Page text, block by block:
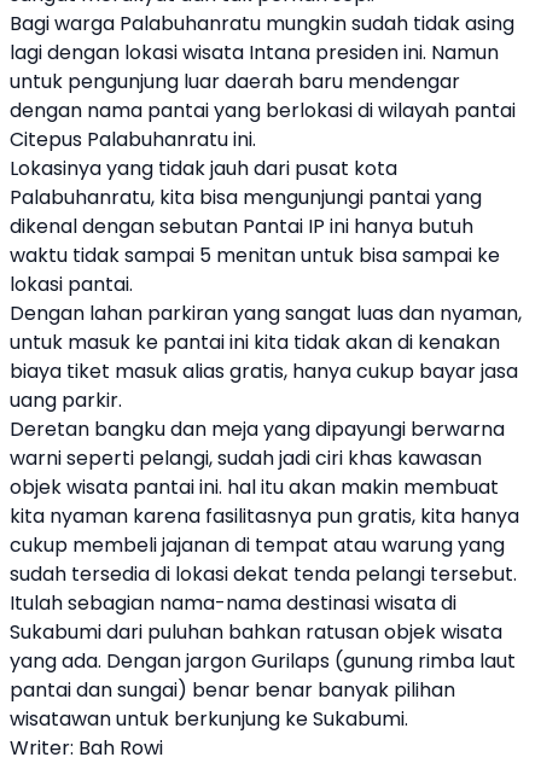
Bagi warga Palabuhanratu mungkin sudah tidak asing
lagi dengan lokasi wisata Intana presiden ini. Namun
untuk pengunjung luar daerah baru mendengar
dengan nama pantai yang berlokasi di wilayah pantai
Citepus Palabuhanratu ini.
Lokasinya yang tidak jauh dari pusat kota
Palabuhanratu, kita bisa mengunjungi pantai yang
dikenal dengan sebutan Pantai IP ini hanya butuh
waktu tidak sampai 5 menitan untuk bisa sampai ke
lokasi pantai.
Dengan lahan parkiran yang sangat luas dan nyaman,
untuk masuk ke pantai ini kita tidak akan di kenakan
biaya tiket masuk alias gratis, hanya cukup bayar jasa
uang parkir.
Deretan bangku dan meja yang dipayungi berwarna
warni seperti pelangi, sudah jadi ciri khas kawasan
objek wisata pantai ini. hal itu akan makin membuat
kita nyaman karena fasilitasnya pun gratis, kita hanya
cukup membeli jajanan di tempat atau warung yang
sudah tersedia di lokasi dekat tenda pelangi tersebut.
Itulah sebagian nama-nama destinasi wisata di
Sukabumi dari puluhan bahkan ratusan objek wisata
yang ada. Dengan jargon Gurilaps (gunung rimba laut
pantai dan sungai) benar benar banyak pilihan
wisatawan untuk berkunjung ke Sukabumi.
Writer: Bah Rowi